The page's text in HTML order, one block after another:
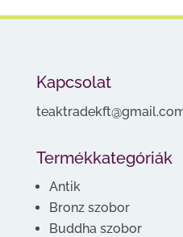
Kapcsolat
Termékkategóriák
Antik
Bronz szobor
Buddha szobor